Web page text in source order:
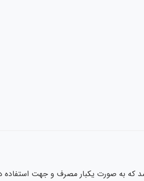
به صورت یکبار مصرف و جهت استفاده